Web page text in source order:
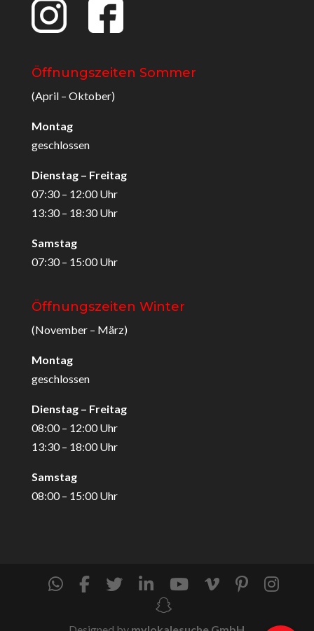
Öffnungszeiten Sommer
(April – Oktober)
Montag
geschlossen
Dienstag – Freitag
07:30 – 12:00 Uhr
13:30 – 18:30 Uhr
Samstag
07:30 – 15:00 Uhr
Öffnungszeiten Winter
(November – März)
Montag
geschlossen
Dienstag – Freitag
08:00 – 12:00 Uhr
13:30 – 18:00 Uhr
Samstag
08:00 – 15:00 Uhr